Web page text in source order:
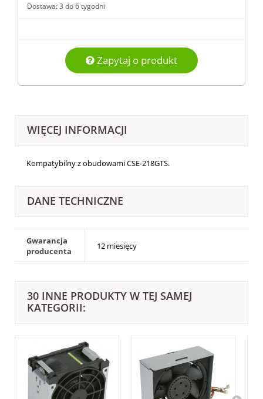
Dostawa: 3 do 6 tygodni
Zapytaj o produkt
WIĘCEJ INFORMACJI
Kompatybilny z obudowamiCSE-218GTS.
DANE TECHNICZNE
Gwarancja
producenta
12 miesięcy
30 INNE PRODUKTY W TEJ SAMEJ
KATEGORII: